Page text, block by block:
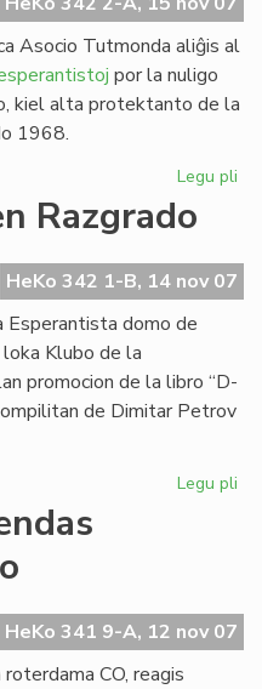
Asocio Tutmonda aliĝis al
por la nuligo
kiel alta protektanto de la
1968.
Legu pli
Razgrado
HeKo 342 1-B, 14 nov 07
domo de
Klubo de la
promocion de la libro “D-
de Dimitar Petrov
Legu pli
HeKo 341 9-A, 12 nov 07
CO, reagis